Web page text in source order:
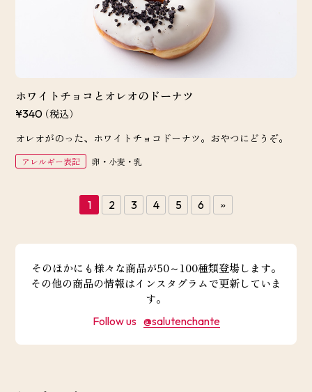
ホワイトチョコとオレオのドーナツ
¥340（税込）
オレオがのった、ホワイトチョコドーナツ。おやつにどうぞ。
アレルギー表記 卵・小麦・乳
1 2 3 4 5 6 »
そのほかにも様々な商品が50～100種類登場します。
その他の商品の情報はインスタグラムで更新していま
す。
Follow us @salutenchante